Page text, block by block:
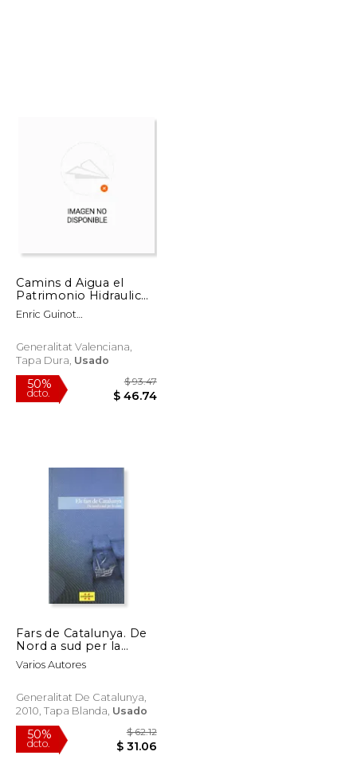
$ 55.26
$ 27.63
Camins d Aigua el
Patrimonio Hidraulico
Valenciano 3: Las
Acequia s de la Plana
Enric Guinot
Castell
Generalitat Valenciana,
Tapa Dura, Usado
50%
dcto.
Fars de Catalunya. De
Nord a sud per la
Costa (en Catalán)
Varios Autores
Generalitat De Catalunya,
2010, Tapa Blanda, Usado